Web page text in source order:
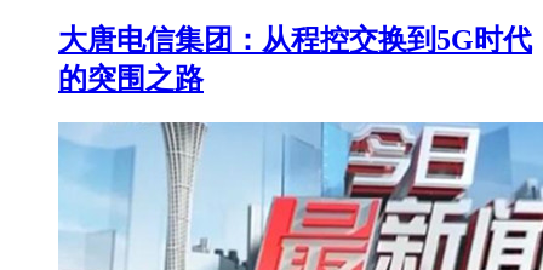
大唐电信集团：从程控交换到5G时代
的突围之路